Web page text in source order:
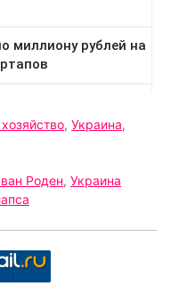
, Украина,
Роден, Украина